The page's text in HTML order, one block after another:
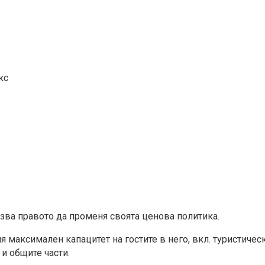
правото да променя своята ценова политика.
капацитет на гостите в него, вкл.
общите части.